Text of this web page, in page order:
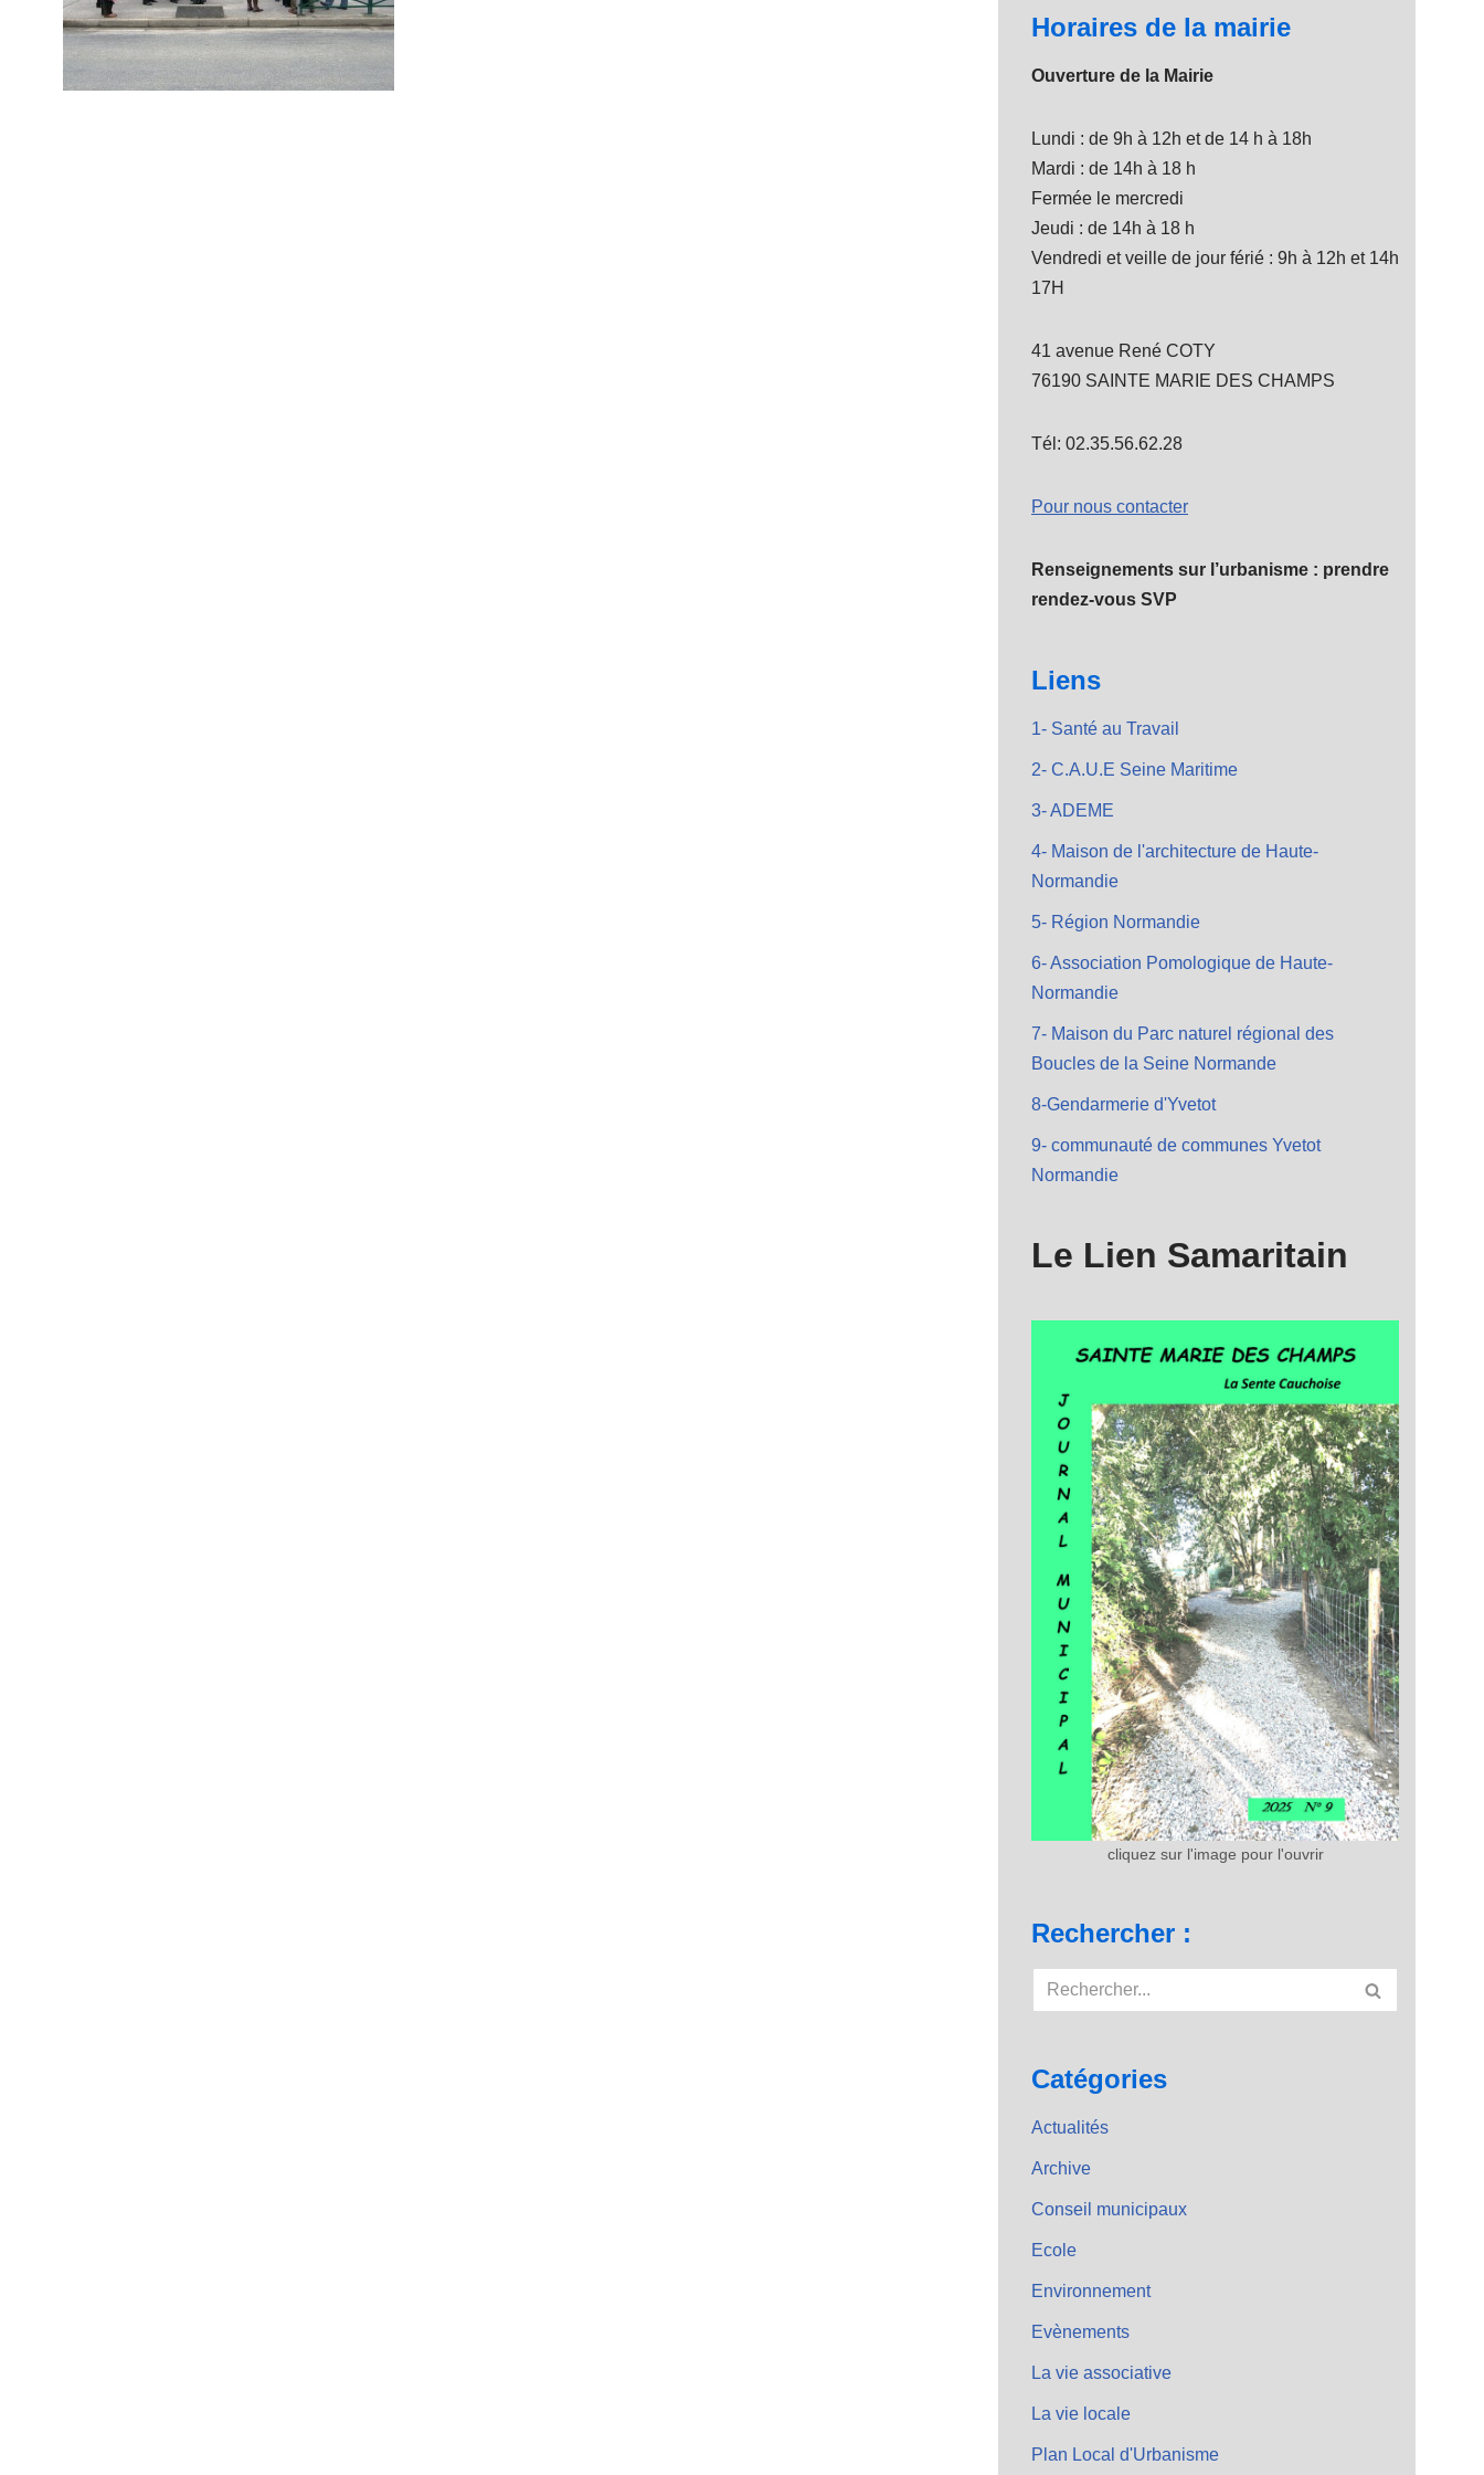
Horaires de la mairie
Ouverture de la Mairie
Lundi : de 9h à 12h et de 14 h à 18h
Mardi : de 14h à 18 h
Fermée le mercredi
Jeudi : de 14h à 18 h
Vendredi et veille de jour férié : 9h à 12h et 14h
17H
41 avenue René COTY
76190 SAINTE MARIE DES CHAMPS
Tél: 02.35.56.62.28
Pour nous contacter
Renseignements sur l’urbanisme : prendre
rendez-vous SVP
Liens
1- Santé au Travail
2- C.A.U.E Seine Maritime
3- ADEME
4- Maison de l'architecture de Haute-
Normandie
5- Région Normandie
6- Association Pomologique de Haute-
Normandie
7- Maison du Parc naturel régional des
Boucles de la Seine Normande
8-Gendarmerie d'Yvetot
9- communauté de communes Yvetot
Normandie
Le Lien Samaritain
cliquez sur l'image pour l'ouvrir
Rechercher :
Catégories
Actualités
Archive
Conseil municipaux
Ecole
Environnement
Evènements
La vie associative
La vie locale
Plan Local d'Urbanisme